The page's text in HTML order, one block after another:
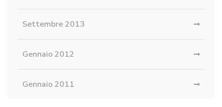
Settembre 2013
Gennaio 2012
Gennaio 2011